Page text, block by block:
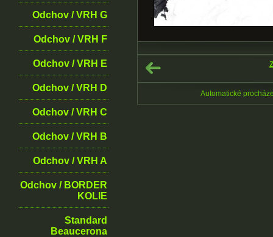
Odchov / VRH G
Odchov / VRH F
Odchov / VRH E
Odchov / VRH D
Odchov / VRH C
Odchov / VRH B
Odchov / VRH A
Odchov / BORDER
KOLIE
Standard
Beaucerona
Automatické